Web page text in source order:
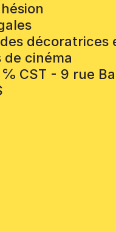
décoratrices
cinéma
℅ CST - 9 rue